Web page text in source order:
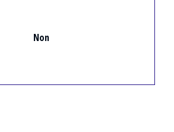
Non